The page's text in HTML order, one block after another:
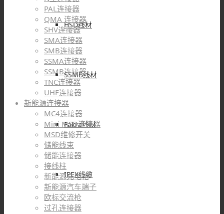
HSD线材
SSMB线材
Fakra线材
IPEX线缆
PAL连接器
QMA 连接器
SHV连接器
SMA连接器
SMB连接器
SSMA连接器
SSMB连接器
TNC连接器
UHF连接器
新能源连接器
MC4连接器
Mini MSD连接器
MSD维修开关
储能线束
储能连接器
接线柱
新能源充电枪
新能源汽车端子
欧标交流枪
过孔连接器